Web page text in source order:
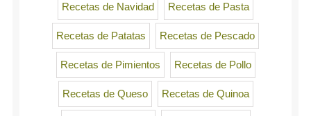
Recetas de Navidad Recetas de Pasta
Recetas de Patatas Recetas de Pescado
Recetas de Pimientos Recetas de Pollo
Recetas de Queso Recetas de Quinoa